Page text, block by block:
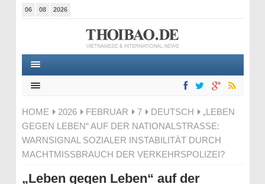
06 08 2026
HOME 2026 FEBRUAR 7 DEUTSCH
„LEBEN
GEGEN LEBEN“ AUF DER NATIONALSTRASSE: W
ARNSIGNAL SOZIALER INSTABILITÄT DURCH M
ACHTMISSBRAUCH DER VERKEHRSPOLIZEI?
„Leben gegen Leben“ auf der